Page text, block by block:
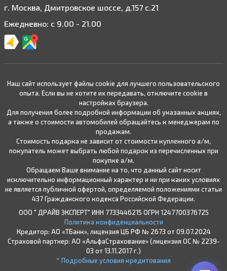
г. Москва, Дмитровское шоссе, д.157 с.21
Ежедневно: с 9.00 - 21.00
Наш сайт использует файлы cookie для лучшего пользовательского
опыта. Если вы не хотите их передавать, отключите cookie в
настройках браузера.
Для получения более подробной информации об указанных акциях,
а также о стоимости автомобилей обращайтесь к менеджерам по
продажам.
Стоимость подарка не зависит от стоимости купленного а/м,
покупатель может выбрать любой подарок из перечисленных при
покупке а/м.
Обращаем Ваше внимание на то, что данный сайт носит
исключительно информационный характер и ни при каких условиях
не является публичной офертой, определяемой положениями статьи
437 Гражданского кодекса Российской Федерации.
ООО " ДРАЙВ ЭКСПЕРТ" ИНН 7733446215 ОГРН 1247700376725
Политика конфиденциальности
Кредитор: АО «ТБанк», лицензия ЦБ РФ № 2673 от 09.07.2024
Страховой партнер: АО «АльфаСтрахование» (лицензия ОС № 2239-
03 от 13.11.2017 г.)
* Подробные условия кредитования